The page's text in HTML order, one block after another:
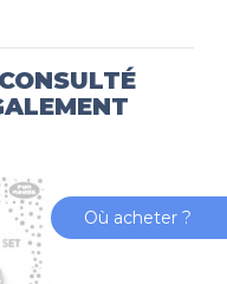
Où acheter ?